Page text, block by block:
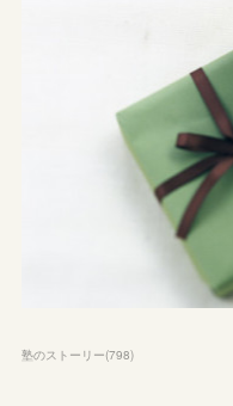
塾のストーリー(798)